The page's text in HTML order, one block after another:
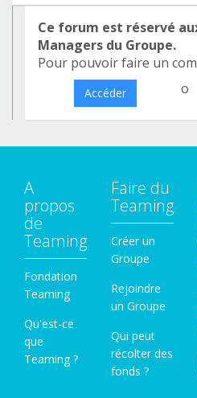
Ce forum est réservé
Managers du Groupe.
Pour pouvoir faire un
Accéder o
A
propos
de
Teaming
Fondation
Teaming
Qu'est-ce
que
Teaming ?
Faire du
Teaming
Créer un
Groupe
Rejoindre
un Groupe
Qui peut
récolter des
fonds ?